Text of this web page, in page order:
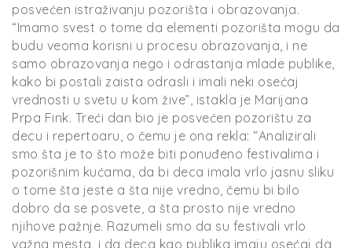
posvećen istraživanju pozorišta i obrazovanja.
“Imamo svest o tome da elementi pozorišta mogu da
budu veoma korisni u procesu obrazovanja, i ne
samo obrazovanja nego i odrastanja mlade publike,
kako bi postali zaista odrasli i imali neki osećaj
vrednosti u svetu u kom žive”, istakla je Marijana
Prpa Fink. Treći dan bio je posvećen pozorištu za
decu i repertoaru, o čemu je ona rekla: “Analizirali
smo šta je to što može biti ponuđeno festivalima i
pozorišnim kućama, da bi deca imala vrlo jasnu sliku
o tome šta jeste a šta nije vredno, čemu bi bilo
dobro da se posvete, a šta prosto nije vredno
njihove pažnje. Razumeli smo da su festivali vrlo
važna mesta, i da deca kao publika imaju osećaj da